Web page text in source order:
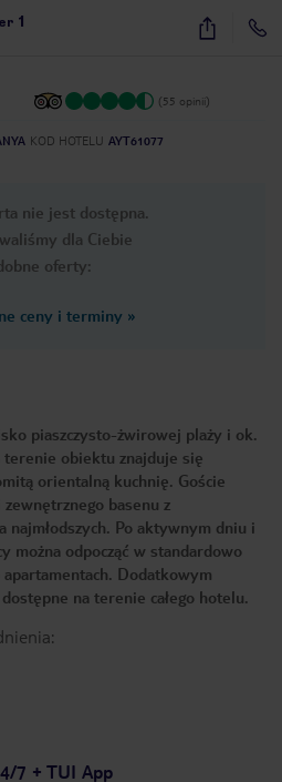
1 36
(55 opinii)
KOD HOTELU AYT61077
nie jest dostępna.
dla Ciebie
oferty:
ceny i terminy »
piaszczysto-żwirowej plaży i ok.
obiektu znajduje się
orientalną kuchnię. Goście
basenu z
Po aktywnym dniu i
można odpocząć w standardowo
Dodatkowym
na terenie całego hotelu.
7 + TUI App